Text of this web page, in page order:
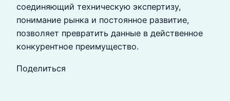
соединяющий техническую экспертизу,
понимание рынка и постоянное развитие,
позволяет превратить данные в действенное
конкурентное преимущество.
Поделиться